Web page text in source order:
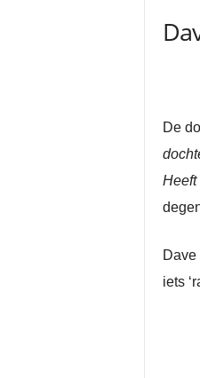
De
Heeft
iets